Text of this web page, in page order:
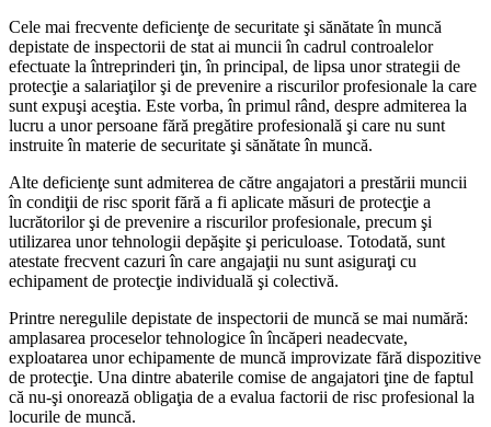
Cele mai frecvente deficienţe de securita­te şi sănătate în muncă
depistate de inspec­torii de stat ai muncii în cadrul controalelor
efectuate la întreprinderi ţin, în principal, de lipsa unor strategii de
protecţie a salariaţilor şi de prevenire a riscurilor profesionale la care
sunt expuşi aceştia. Este vorba, în pri­mul rând, despre admiterea la
lucru a unor persoane fără pregătire profesională şi care nu sunt
instruite în materie de securitate şi sănătate în muncă.
Alte deficienţe sunt admiterea de către angajatori a prestării muncii
în condiţii de risc sporit fără a fi aplicate măsuri de pro­tecţie a
lucrătorilor şi de prevenire a riscu­rilor profesionale, precum şi
utilizarea unor tehnologii depăşite şi periculoase. Totodată, sunt
atestate frecvent cazuri în care angajaţii nu sunt asiguraţi cu
echipament de protecţie individuală şi colectivă.
Printre neregulile depistate de inspectorii de muncă se mai numără:
amplasarea pro­ceselor tehnologice în încăperi neadecvate,
exploatarea unor echipamente de muncă improvizate fără dispozitive
de protecţie. Una dintre abaterile comise de angajatori ţine de faptul
că nu-şi onorează obligaţia de a evalua factorii de risc profesional la
locu­rile de muncă.